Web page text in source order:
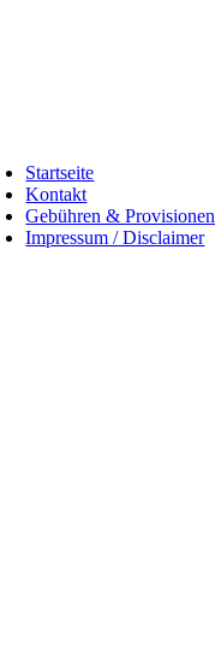
Startseite
Kontakt
Gebühren & Provisionen
Impressum / Disclaimer